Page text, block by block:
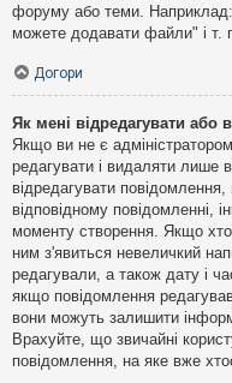
форуму або теми.
можете додавати файли" і т.
Догори
Як мені відредагувати або
Якщо ви не є
редагувати і видаляти лише
відредагувати
відповідному повідомленні,
моменту створення. Якщо
ним з'явиться невеличкий
редагували, а також дату і
якщо повідомлення
вони можуть залишити
Врахуйте, що звичайні
повідомлення, на яке вже